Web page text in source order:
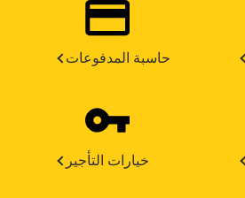
حاسبة المدفوعات
خيارات التأجير